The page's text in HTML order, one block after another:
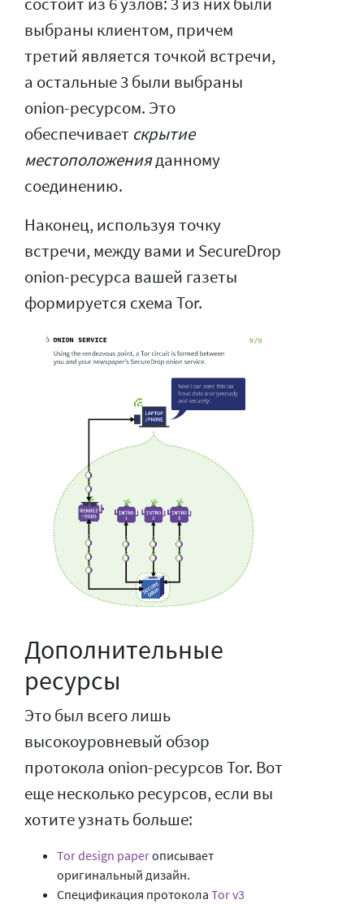
выбраны клиентом, причем
третий является точкой встречи,
а остальные 3 были выбраны
onion-ресурсом. Это
обеспечивает скрытие
местоположенияданному
соединению.
Наконец, используя точку
встречи, между вами и SecureDrop
onion-ресурса вашей газеты
формируется схема Tor.
Дополнительные
ресурсы
Это был всего лишь
высокоуровневый обзор
протокола onion-ресурсов Tor. Вот
еще несколько ресурсов, если вы
хотите узнать больше:
Tor design paperописывает
оригинальный дизайн.
Спецификация протокола Tor v3